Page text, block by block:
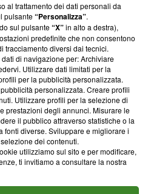
Via Carlo Frasca, 3 - 6900
al trattamento dei dati personali da
pulsante“Personalizza”.
sul pulsante“X”in alto a destra),
predefinite che non consentono
tracciamento diversi dai tecnici.
di navigazione per: Archiviare
Utilizzare dati limitati per la
per la pubblicità personalizzata.
personalizzata. Creare profili
Utilizzare profili per la selezione di
prestazioni degli annunci. Misurare le
il pubblico attraverso statistiche o la
diverse. Sviluppare e migliorare i
dei contenuti.
utilizziamo sul sito e per modificare,
ti invitiamo a consultare la nostra